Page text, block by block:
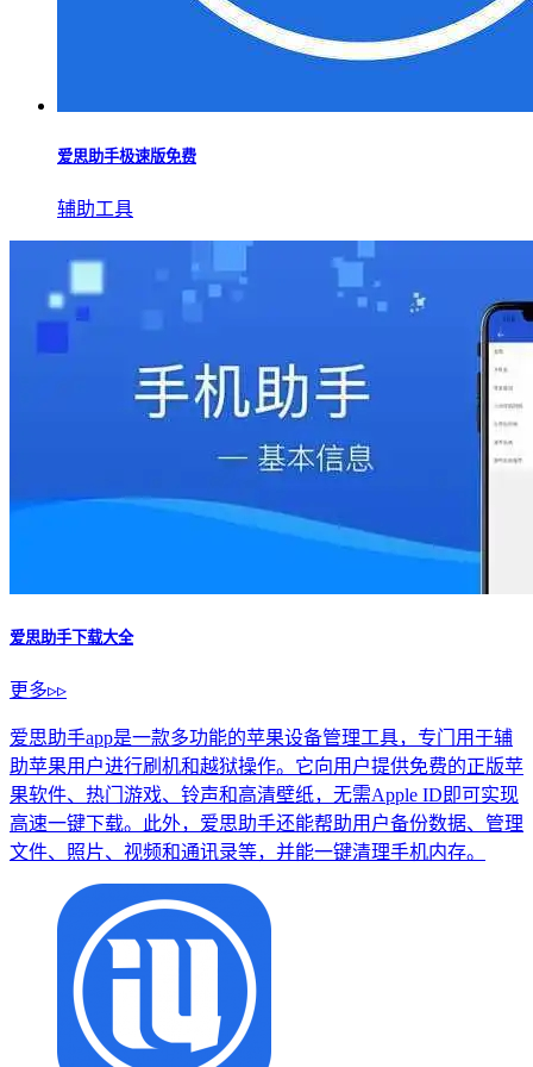
爱思助手极速版免费
辅助工具
爱思助手下载大全
更多▹▹
爱思助手app是一款多功能的苹果设备管理工具，专门用于辅
助苹果用户进行刷机和越狱操作。它向用户提供免费的正版苹
果软件、热门游戏、铃声和高清壁纸，无需Apple ID即可实现
高速一键下载。此外，爱思助手还能帮助用户备份数据、管理
文件、照片、视频和通讯录等，并能一键清理手机内存。